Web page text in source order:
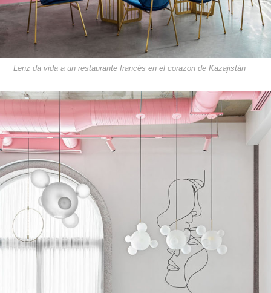
Lenz da vida a un restaurante francés en el corazon de Kazajistán